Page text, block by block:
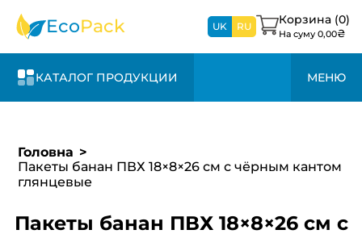
EcoPack UK RU Корзина (0)
На суму 0,00₴
КАТАЛОГ ПРОДУКЦИИ МЕНЮ
ближайшее время
к стоимости
Головна
Пакеты банан ПВХ 18×8×26 см с чёрным кантом
глянцевые
Пакеты банан ПВХ 18×8×26 см с